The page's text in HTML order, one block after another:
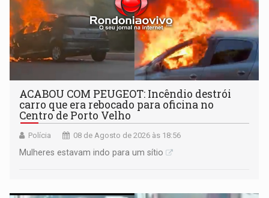
ACABOU COM PEUGEOT: Incêndio destrói
carro que era rebocado para oficina no
Centro de Porto Velho
Polícia 08 de Agosto de 2026 às 18:56
Mulheres estavam indo para um sítio